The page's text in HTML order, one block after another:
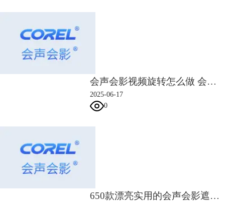
6.在弹出的对话框中，先把边框调至25，阻光度调至100，色彩改成白
7.在第一帧的，把X轴调至-15，大小调至25，旋转Y为-20，点击确定，如
会声会影视频旋转怎么做 会声会影视频旋转以后怎么放大
2025-06-17
0
650款漂亮实用的会声会影遮罩素材